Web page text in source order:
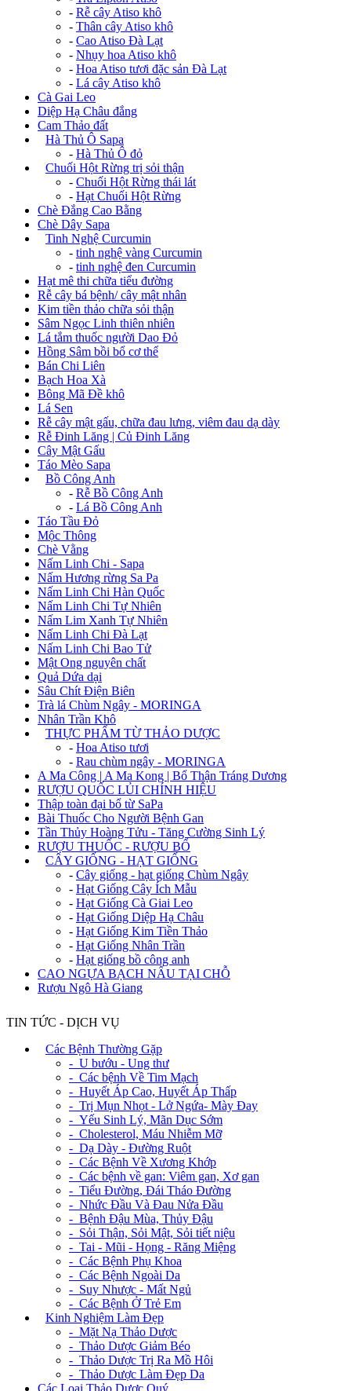
- Rễ cây Atiso khô
- Thân cây Atiso khô
- Cao Atiso Đà Lạt
- Nhụy hoa Atiso khô
- Hoa Atiso tươi đặc sản Đà Lạt
- Lá cây Atiso khô
Cà Gai Leo
Diệp Hạ Châu đắng
Cam Thảo đất
Hà Thủ Ô Sapa
- Hà Thủ Ô đỏ
Chuối Hột Rừng trị sỏi thận
- Chuối Hột Rừng thái lát
- Hạt Chuối Hột Rừng
Chè Đắng Cao Bằng
Chè Dây Sapa
Tinh Nghệ Curcumin
- tinh nghệ vàng Curcumin
- tinh nghệ đen Curcumin
Hạt mê thi chữa tiểu đường
Rễ cây bá bệnh/ cây mật nhân
Kim tiền thảo chữa sỏi thận
Sâm Ngọc Linh thiên nhiên
Lá tắm thuốc người Dao Đỏ
Hồng Sâm bồi bổ cơ thể
Bán Chi Liên
Bạch Hoa Xà
Bông Mã Đề khô
Lá Sen
Rễ cây mật gấu, chữa đau lưng, viêm đau dạ dày
Rễ Đinh Lăng | Củ Đinh Lăng
Cây Mật Gấu
Táo Mèo Sapa
Bồ Công Anh
- Rễ Bồ Công Anh
- Lá Bồ Công Anh
Táo Tầu Đỏ
Mộc Thông
Chè Vằng
Nấm Linh Chi - Sapa
Nấm Hương rừng Sa Pa
Nấm Linh Chi Hàn Quốc
Nấm Linh Chi Tự Nhiên
Nấm Lim Xanh Tự Nhiên
Nấm Linh Chi Đà Lạt
Nấm Linh Chi Bao Tử
Mật Ong nguyên chất
Quả Dứa dại
Sâu Chít Điện Biên
Trà lá Chùm Ngây - MORINGA
Nhân Trần Khô
THỰC PHẨM TỪ THẢO DƯỢC
- Hoa Atiso tươi
- Rau chùm ngây - MORINGA
A Ma Công | A Ma Kong | Bổ Thận Tráng Dương
RƯỢU QUỐC LỦI CHÍNH HIỆU
Thập toàn đại bổ từ SaPa
Bài Thuốc Cho Người Bệnh Gan
Tần Thủy Hoàng Tửu - Tăng Cường Sinh Lý
RƯỢU THUỐC - RƯỢU BỔ
CÂY GIỐNG - HẠT GIỐNG
- Cây giống - hạt giống Chùm Ngây
- Hạt Giống Cây Ích Mẫu
- Hạt Giống Cà Giai Leo
- Hạt Giống Diệp Hạ Châu
- Hạt Giống Kim Tiền Thảo
- Hạt Giống Nhân Trần
- Hạt giống bồ công anh
CAO NGỰA BẠCH NẤU TẠI CHỖ
Rượu Ngô Hà Giang
TIN TỨC - DỊCH VỤ
Các Bệnh Thường Gặp
- U bướu - Ung thư
- Các bệnh Về Tim Mạch
- Huyết Áp Cao, Huyết Áp Thấp
- Trị Mụn Nhọt - Lở Ngứa- Mày Đay
- Yếu Sinh Lý, Mãn Dục Sớm
- Cholesterol, Máu Nhiễm Mỡ
- Dạ Dày - Đường Ruột
- Các Bệnh Về Xương Khớp
- Các bệnh về gan: Viêm gan, Xơ gan
- Tiểu Đường, Đái Tháo Đường
- Nhức Đầu Và Đau Nửa Đầu
- Bệnh Đậu Mùa, Thủy Đậu
- Sỏi Thận, Sỏi Mật, Sỏi tiết niệu
- Tai - Mũi - Họng - Răng Miệng
- Các Bệnh Phụ Khoa
- Các Bệnh Ngoài Da
- Suy Nhược - Mất Ngủ
- Các Bệnh Ở Trẻ Em
Kinh Nghiệm Làm Đẹp
- Mặt Nạ Thảo Dược
- Thảo Dược Giảm Béo
- Thảo Dược Trị Ra Mồ Hôi
- Thảo Dược Làm Đẹp Da
Các Loại Thảo Dược Quý